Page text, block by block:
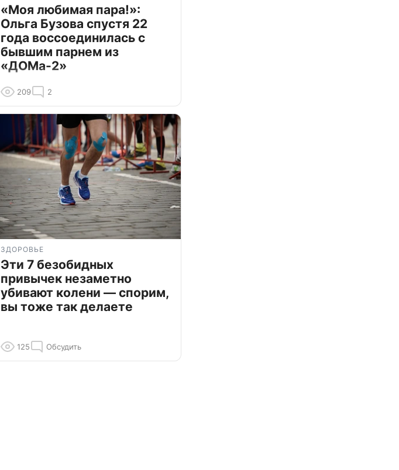
«Моя любимая пара!»:
Ольга Бузова спустя 22
года воссоединилась с
бывшим парнем из
«ДОМа-2»
209 2
ЗДОРОВЬЕ
Эти 7 безобидных
привычек незаметно
убивают колени — спорим,
вы тоже так делаете
125 Обсудить